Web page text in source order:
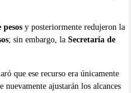
y posteriormente redujeron la
; sin embargo, la Secretaría de
que ese recurso era únicamente
nuevamente ajustarán los alcances